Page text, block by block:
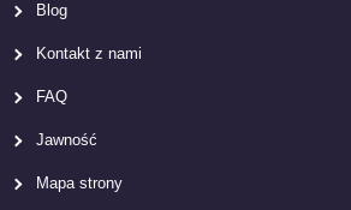
Blog
Kontakt z nami
FAQ
Jawność
Mapa strony